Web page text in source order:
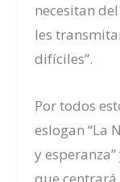
necesitan
les
difíciles”.
Por todos
eslogan “La
y esperanza”
que